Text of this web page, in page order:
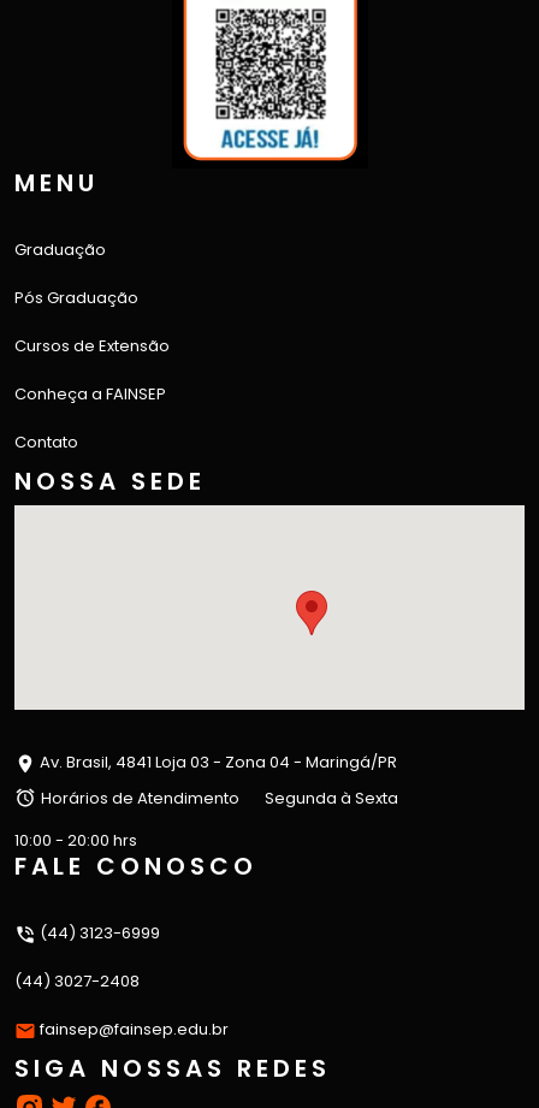
MENU
Graduação
Pós Graduação
Cursos de Extensão
Conheça a FAINSEP
Contato
NOSSA SEDE
Av. Brasil, 4841 Loja 03 - Zona 04 - Maringá/PR
Horários de Atendimento
Segunda à Sexta
10:00 - 20:00 hrs
FALE CONOSCO
(44) 3123-6999
(44) 3027-2408
fainsep@fainsep.edu.br
SIGA NOSSAS REDES